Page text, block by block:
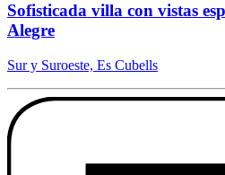
Sofisticada villa con vistas
Alegre
Sur y Suroeste, Es Cubells